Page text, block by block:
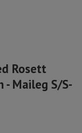
Rosett
- Maileg S/S-